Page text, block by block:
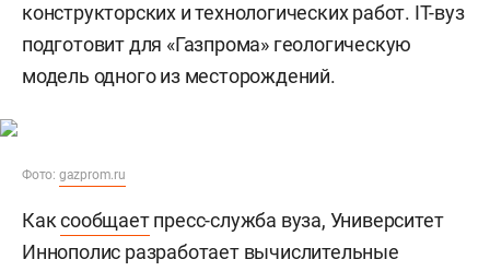
конструкторских и технологических работ. IT-вуз
подготовит для «Газпрома» геологическую
модель одного из месторождений.
Фото: gazprom.ru
Каксообщаетпресс-служба вуза, Университет
Иннополис разработает вычислительные